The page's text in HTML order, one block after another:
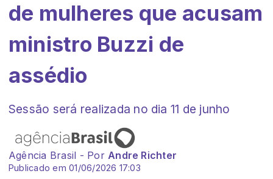
de mulheres que acusam
ministro Buzzi de
assédio
Sessão será realizada no dia 11 de junho
Agência Brasil - PorAndre Richter
Publicado em 01/06/2026 17:03